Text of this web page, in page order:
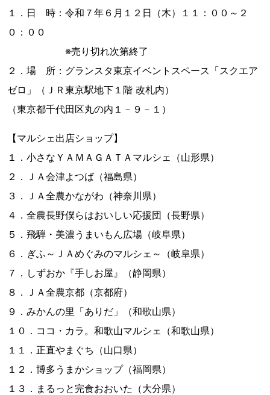
１．日 時：令和７年６月１２日（木）１１：００～２
０：００
※売り切れ次第終了
２．場 所：グランスタ東京イベントスペース「スクエア
ゼロ」（ＪＲ東京駅地下１階 改札内）
（東京都千代田区丸の内１－９－１）
【マルシェ出店ショップ】
１．小さなＹＡＭＡＧＡＴＡマルシェ（山形県）
２．ＪＡ会津よつば（福島県）
３．ＪＡ全農かながわ（神奈川県）
４．全農長野僕らはおいしい応援団（長野県）
５．飛騨・美濃うまいもん広場（岐阜県）
６．ぎふ～ＪＡめぐみのマルシェ～（岐阜県）
７．しずおか『手しお屋』（静岡県）
８．ＪＡ全農京都（京都府）
９．みかんの里「ありだ」（和歌山県）
１０．ココ・カラ。和歌山マルシェ（和歌山県）
１１．正直やまぐち（山口県）
１２．博多うまかショップ（福岡県）
１３．まるっと完食おおいた（大分県）